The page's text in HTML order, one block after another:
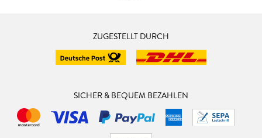
ZUGESTELLT DURCH
SICHER & BEQUEM BEZAHLEN